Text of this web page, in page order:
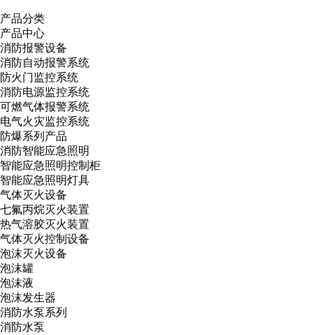
产品分类
产品中心
消防报警设备
消防自动报警系统
防火门监控系统
消防电源监控系统
可燃气体报警系统
电气火灾监控系统
防爆系列产品
消防智能应急照明
智能应急照明控制柜
智能应急照明灯具
气体灭火设备
七氟丙烷灭火装置
热气溶胶灭火装置
气体灭火控制设备
泡沫灭火设备
泡沫罐
泡沫液
泡沫发生器
消防水泵系列
消防水泵